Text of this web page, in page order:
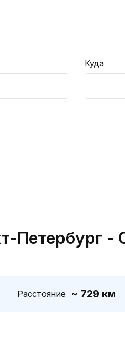
Куда
Петербург -
Расстояние ~ 729 км